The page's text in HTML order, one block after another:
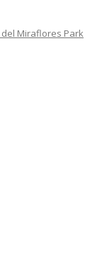
del Miraflores Park